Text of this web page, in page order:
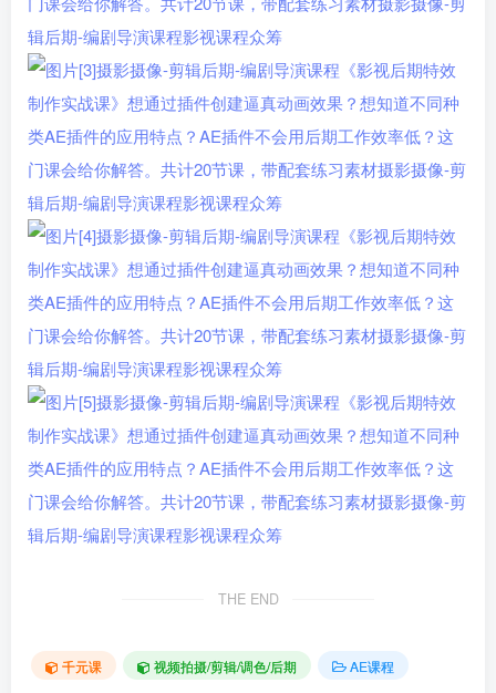
THE END
千元课 视频拍摄/剪辑/调色/后期 AE课程